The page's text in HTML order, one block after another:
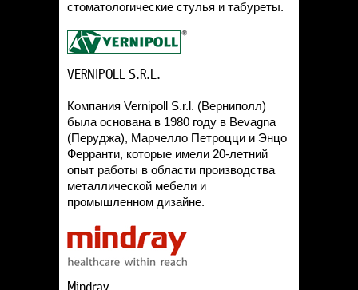
стоматологические стулья и табуреты.
VERNIPOLL S.R.L.
Компания Vernipoll S.r.l. (Верниполл)
была основана в 1980 году в Bevagna
(Перуджа), Марчелло Петроцци и Энцо
Ферранти, которые имели 20-летний
опыт работы в области производства
металлической мебели и
промышленном дизайне.